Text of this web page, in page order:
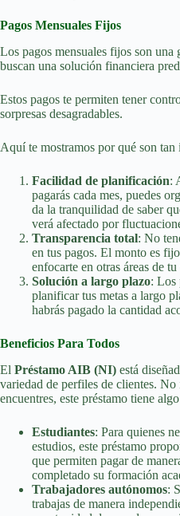
Pagos Mensuales Fijos
Los pagos mensuales fijos son una
buscan una solución financiera
Estos pagos te permiten tener
sorpresas desagradables.
Aquí te mostramos por qué son tan
Facilidad de planificación:
pagarás cada mes, puedes
da la tranquilidad de saber
verá afectado por
Transparencia total: No
en tus pagos. El monto es
enfocarte en otras áreas de
Solución a largo plazo: Los
planificar tus metas a largo
habrás pagado la cantidad
Beneficios Para Todos
El Préstamo AIB (NI) está
variedad de perfiles de clientes.
encuentres, este préstamo tiene
Estudiantes: Para quienes
estudios, este préstamo
que permiten pagar de
completado su formación
Trabajadores autónomos:
trabajas de manera